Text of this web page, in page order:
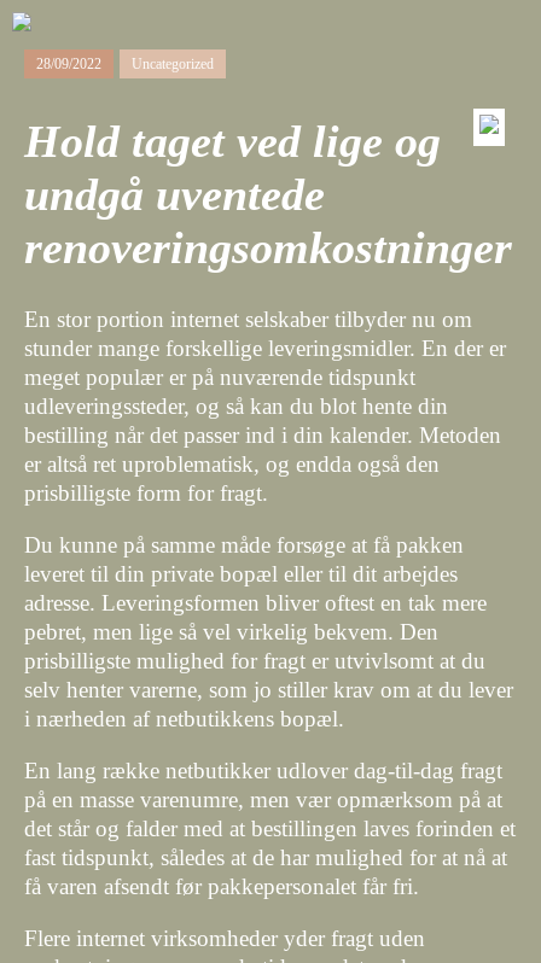
28/09/2022 Uncategorized
Hold taget ved lige og
undgå uventede
renoveringsomkostninger
En stor portion internet selskaber tilbyder nu om
stunder mange forskellige leveringsmidler. En der er
meget populær er på nuværende tidspunkt
udleveringssteder, og så kan du blot hente din
bestilling når det passer ind i din kalender. Metoden
er altså ret uproblematisk, og endda også den
prisbilligste form for fragt.
Du kunne på samme måde forsøge at få pakken
leveret til din private bopæl eller til dit arbejdes
adresse. Leveringsformen bliver oftest en tak mere
pebret, men lige så vel virkelig bekvem. Den
prisbilligste mulighed for fragt er utvivlsomt at du
selv henter varerne, som jo stiller krav om at du lever
i nærheden af netbutikkens bopæl.
En lang række netbutikker udlover dag-til-dag fragt
på en masse varenumre, men vær opmærksom på at
det står og falder med at bestillingen laves forinden et
fast tidspunkt, således at de har mulighed for at nå at
få varen afsendt før pakkepersonalet får fri.
Flere internet virksomheder yder fragt uden